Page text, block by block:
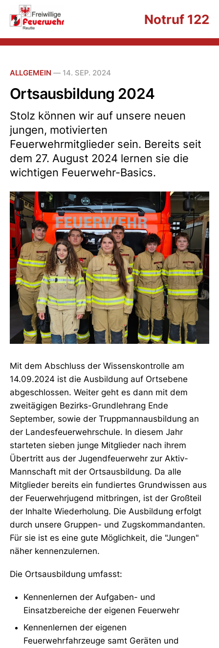
Notruf 122
ALLGEMEIN — 14. SEP. 2024
Ortsausbildung 2024
Stolz können wir auf unsere neuen
jungen, motivierten
Feuerwehrmitglieder sein. Bereits seit
dem 27. August 2024 lernen sie die
wichtigen Feuerwehr-Basics.
Mit dem Abschluss der Wissenskontrolle am
14.09.2024 ist die Ausbildung auf Ortsebene
abgeschlossen. Weiter geht es dann mit dem
zweitägigen Bezirks-Grundlehrang Ende
September, sowie der Truppmannausbildung an
der Landesfeuerwehrschule. In diesem Jahr
starteten sieben junge Mitglieder nach ihrem
Übertritt aus der Jugendfeuerwehr zur Aktiv-
Mannschaft mit der Ortsausbildung. Da alle
Mitglieder bereits ein fundiertes Grundwissen aus
der Feuerwehrjugend mitbringen, ist der Großteil
der Inhalte Wiederholung. Die Ausbildung erfolgt
durch unsere Gruppen- und Zugskommandanten.
Für sie ist es eine gute Möglichkeit, die "Jungen"
näher kennenzulernen.
Die Ortsausbildung umfasst:
Kennenlernen der Aufgaben- und
Einsatzbereiche der eigenen Feuerwehr
Kennenlernen der eigenen
Feuerwehrfahrzeuge samt Geräten und